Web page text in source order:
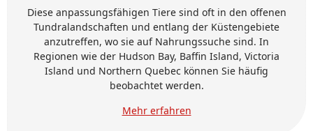
Diese anpassungsfähigen Tiere sind oft in den offenen
Tundralandschaften und entlang der Küstengebiete
anzutreffen, wo sie auf Nahrungssuche sind. In
Regionen wie der Hudson Bay, Baffin Island, Victoria
Island und Northern Quebec können Sie häufig
beobachtet werden.
Mehr erfahren